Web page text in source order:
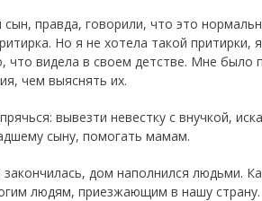
правда, говорили, что это
Но я не хотела такой притирки,
что видела в своем детстве. Мне было
чем выяснять их.
вывезти невестку с внучкой,
сыну, помогать мамам.
дом наполнился людьми.
людям, приезжающим в нашу